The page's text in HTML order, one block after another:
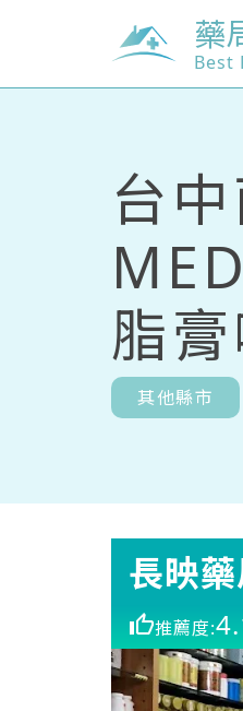
藥
Best
台
脂
其他縣市
長映
推薦度: